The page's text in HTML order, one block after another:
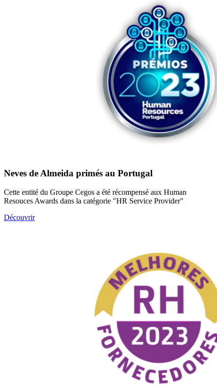
Neves de Almeida primés au Portugal
Cette entité du Groupe Cegos a été récompensé aux Human
Resouces Awards dans la catégorie "HR Service Provider"
Découvrir